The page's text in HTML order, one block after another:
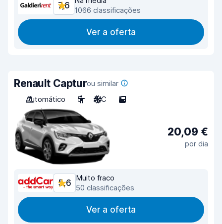
7,6 1066 classificações
Ver a oferta
Renault Capturou similar
Automático
5 A/C 5
20,09 €
por dia
5,6
Muito fraco
50 classificações
Ver a oferta